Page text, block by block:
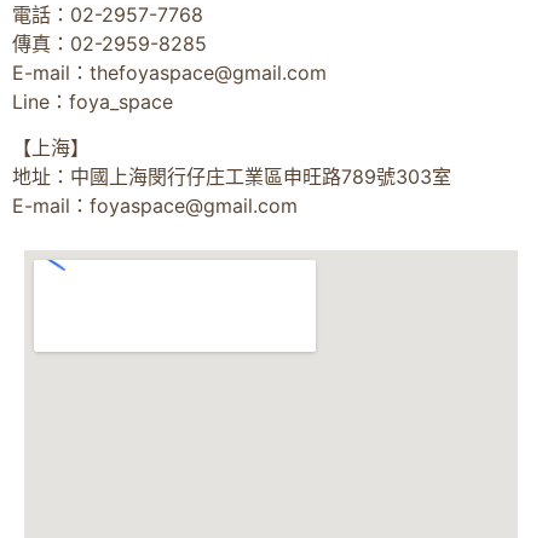
電話：02-2957-7768
傳真：02-2959-8285
E-mail： thefoyaspace@gmail.com
Line：foya_space
【上海】
地址：中國上海閔行仔庄工業區申旺路789號303室
E-mail： foyaspace@gmail.com